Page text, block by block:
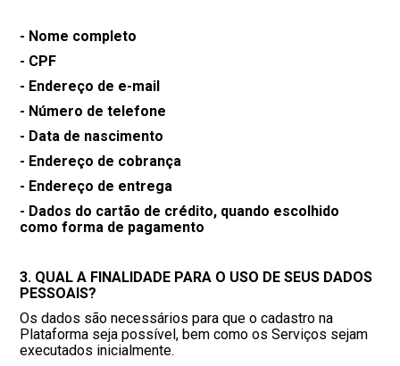
- Nome completo
- CPF
- Endereço de e-mail
- Número de telefone
- Data de nascimento
- Endereço de cobrança
- Endereço de entrega
- Dados do cartão de crédito, quando escolhido
como forma de pagamento
3. QUAL A FINALIDADE PARA O USO DE SEUS DADOS
PESSOAIS?
Os dados são necessários para que o cadastro na
Plataforma seja possível, bem como os Serviços sejam
executados inicialmente.